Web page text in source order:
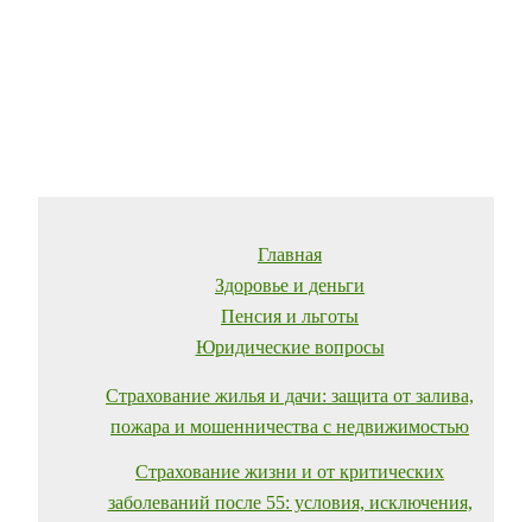
Главная
Здоровье и деньги
Пенсия и льготы
Юридические вопросы
Страхование жилья и дачи: защита от залива,
пожара и мошенничества с недвижимостью
Страхование жизни и от критических
заболеваний после 55: условия, исключения,